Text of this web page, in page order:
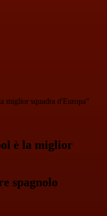
miglior squadra d'Europa"
è la miglior
spagnolo